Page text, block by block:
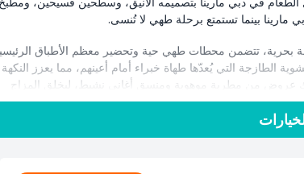
مارينا بينما تستمتع برحلة طهي لا تُنسى.
بحرية، تتضمن محطات طهي حية وتحضير معظم الأطباق
الطازجة التي يُعدّها طهاة خبراء أمام أعينهم، مما يعزز النكهة
عروض من مطربة موهوبة ومنسق أغاني نشيط، ليخلق المزاج
سواء كنت تحتفل بمناسبة خاصة أو تستكشف أفضل رحلات
الراقية، والإطلالات البانورامية، والترفيه العالمي على مياه